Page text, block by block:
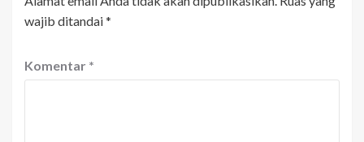
wajib ditandai*
Komentar *